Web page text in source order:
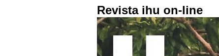
Revista ihu on-line